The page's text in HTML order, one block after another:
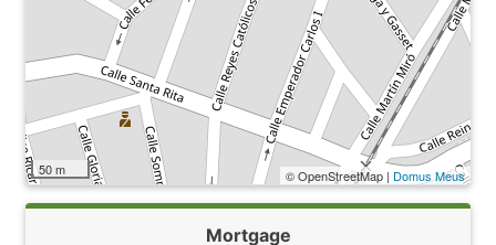
50 m © OpenStreetMap | Domus Meus
Mortgage